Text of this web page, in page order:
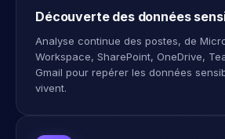
Découverte des données
Workspace, SharePoint, OneDrive,
Gmail pour repérer les données
vivent.